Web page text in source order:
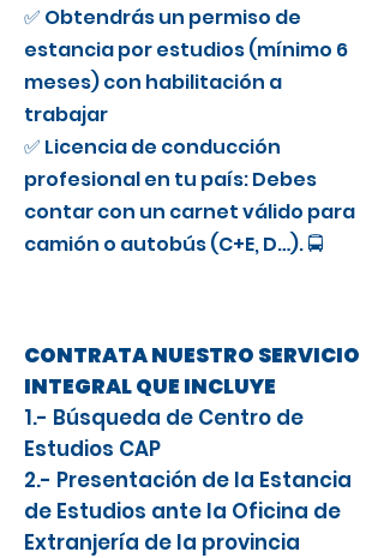
✅ Obtendrás un permiso de
estancia por estudios (mínimo 6
meses) con habilitación a
trabajar
✅ Licencia de conducción
profesional en tu país: Debes
contar con un carnet válido para
camión o autobús (C+E, D…). 🚍
CONTRATA NUESTRO SERVICIO
INTEGRAL QUE INCLUYE
1.- Búsqueda de Centro de
Estudios CAP
2.- Presentación de la Estancia
de Estudios ante la Oficina de
Extranjería de la provincia